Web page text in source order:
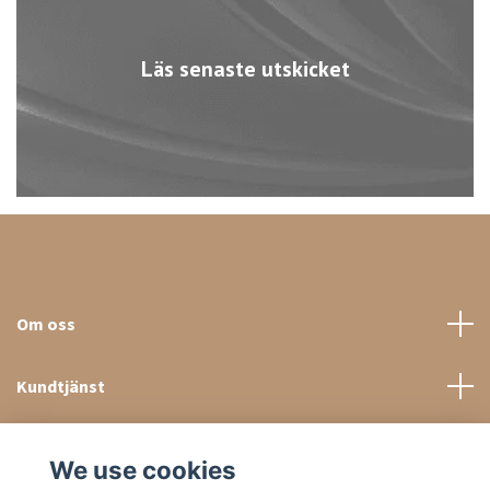
Läs senaste utskicket
Om oss
Kundtjänst
We use cookies